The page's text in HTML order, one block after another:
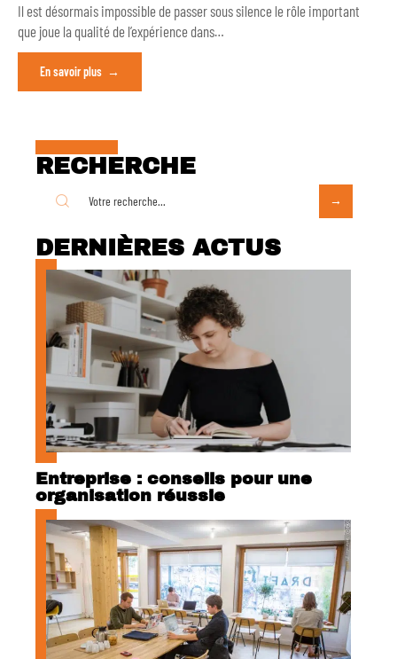
Il est désormais impossible de passer sous silence le rôle important
que joue la qualité de l’expérience dans…
En savoir plus
RECHERCHE
DERNIÈRES ACTUS
Entreprise : conseils pour une
organisation réussie